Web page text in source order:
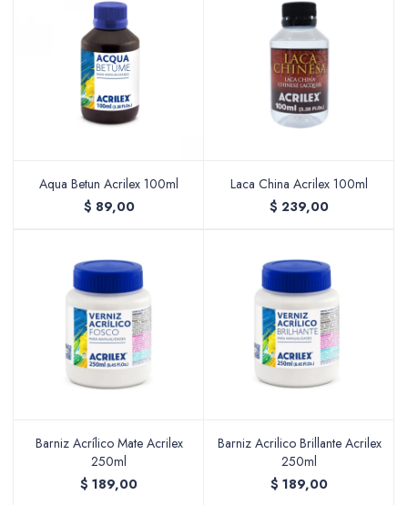
Aqua Betun Acrilex 100ml
$ 89,00
Laca China Acrilex 100ml
$ 239,00
Barniz Acrílico Mate Acrilex
250ml
$ 189,00
Barniz Acrilico Brillante Acrilex
250ml
$ 189,00
Soportes Artísticos
Pinceles
Accesorios de arte